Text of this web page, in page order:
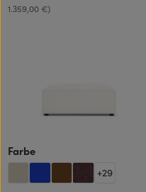
1.359,00 €)
Farbeauswählen
+29